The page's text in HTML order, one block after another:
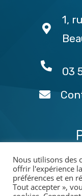
1,
03
Nous utilisons des
offrir l'expérience
préférences et en
Tout accepter »,